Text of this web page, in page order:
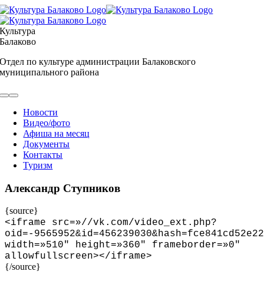
Skip
to
content
Культура
Балаково
Отдел по культуре администрации Балаковского
муниципального района
Toggle
NavigationНовости
Видео/фото
Афиша на месяц
Документы
Контакты
Туризм
Александр Ступников
{source}
<iframe src=»//vk.com/video_ext.php?
oid=-
width=»510″ height=»360″ frameborder=»0″
allowfullscreen></iframe>
{/source}